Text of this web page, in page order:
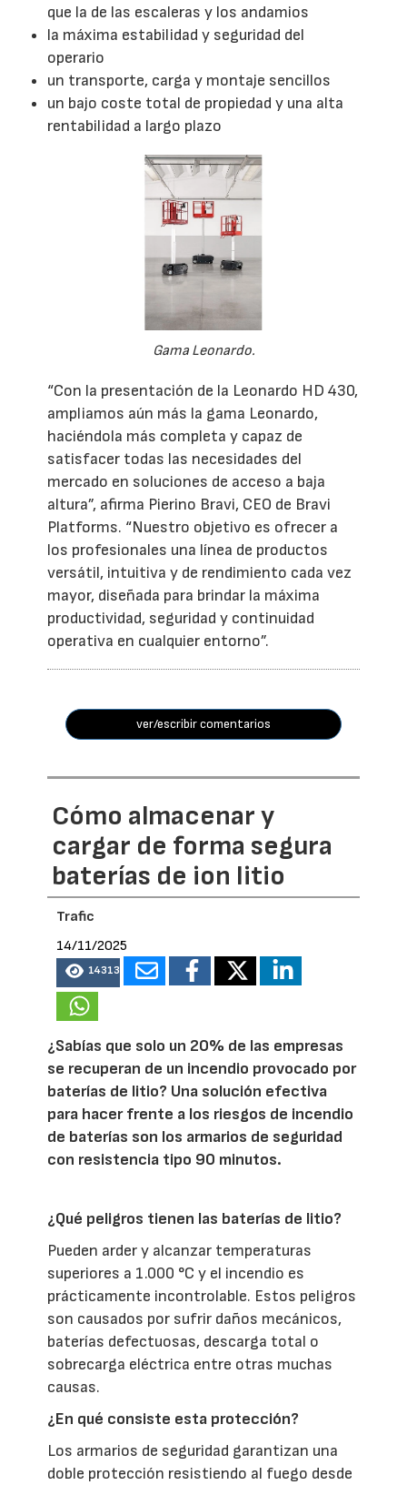
que la de las escaleras y los andamios
la máxima estabilidad y seguridad del
operario
un transporte, carga y montaje sencillos
un bajo coste total de propiedad y una alta
rentabilidad a largo plazo
Gama Leonardo.
“Con la presentación de la Leonardo HD 430,
ampliamos aún más la gama Leonardo,
haciéndola más completa y capaz de
satisfacer todas las necesidades del
mercado en soluciones de acceso a baja
altura”, afirma Pierino Bravi, CEO de Bravi
Platforms. “Nuestro objetivo es ofrecer a
los profesionales una línea de productos
versátil, intuitiva y de rendimiento cada vez
mayor, diseñada para brindar la máxima
productividad, seguridad y continuidad
operativa en cualquier entorno”.
ver/escribir comentarios
Cómo almacenar y
cargar de forma segura
baterías de ion litio
Trafic
14/11/2025
14313
¿Sabías que solo un 20% de las empresas
se recuperan de un incendio provocado por
baterías de litio? Una solución efectiva
para hacer frente a los riesgos de incendio
de baterías son los armarios de seguridad
con resistencia tipo 90 minutos.
¿Qué peligros tienen las baterías de litio?
Pueden arder y alcanzar temperaturas
superiores a 1.000 °C y el incendio es
prácticamente incontrolable. Estos peligros
son causados por sufrir daños mecánicos,
baterías defectuosas, descarga total o
sobrecarga eléctrica entre otras muchas
causas.
¿En qué consiste esta protección?
Los armarios de seguridad garantizan una
doble protección resistiendo al fuego desde